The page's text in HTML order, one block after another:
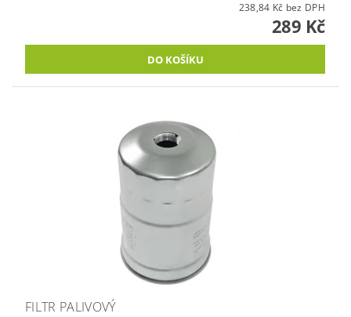
238,84 Kč bez DPH
289 Kč
FILTR PALIVOVÝ